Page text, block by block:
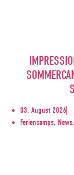
03. August 2026
Feriencamps,